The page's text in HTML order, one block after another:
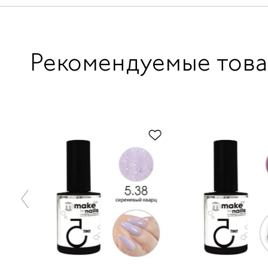
Рекомендуемые